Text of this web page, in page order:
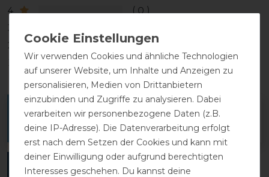
4
0
3
2
0
1
0
Melde dich an, um eine Kundenrezension zu
verfassen.
ANMELDEN
Wir verwenden Cookies und ähnliche Technologien
auf unserer Website, um Inhalte und Anzeigen zu
personalisieren, Medien von Drittanbietern
einzubinden und Zugriffe zu analysieren. Dabei
verarbeiten wir personenbezogene Daten (z.B.
deine IP-Adresse). Die Datenverarbeitung erfolgt
erst nach dem Setzen der Cookies und kann mit
deiner Einwilligung oder aufgrund berechtigten
Interesses geschehen. Du kannst deine